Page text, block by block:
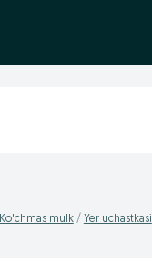
Ko'chmas mulk Yer uchastkasi